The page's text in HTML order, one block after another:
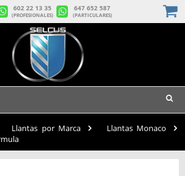
602 22 13 35
(PROFESIONALES)
647 652 587
(PARTICULARES)
Llantas por Marca
Llantas Monaco